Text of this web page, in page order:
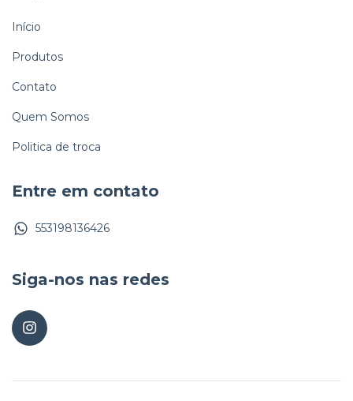
Início
Produtos
Contato
Quem Somos
Politica de troca
Entre em contato
553198136426
Siga-nos nas redes